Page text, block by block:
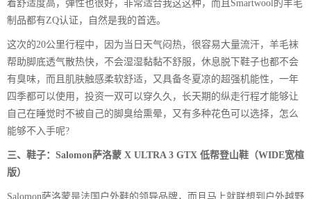
着舒适度高，弹性也很好，非常适合我这这种，而且Smartwool的羊毛
制品都有ZQ认证，自然是我的首选。
这次的20公里行程中，因为当日天气闷热，很容易大量流汗，羊毛袜
帮助脚底透气散热快，不会湿湿黏黏不舒服，休息脱下鞋子也都不会
有臭味，而且肌肤触感柔软舒适，又具备冬夏凉的超强机能性，一年
四季都可以使用，投资一双可以穿久久，长天期的纵走行程才能够让
自己在睡觉时不被自己的脚臭给熏晕，又有多种花色可以选择，怎么
能够不入手呢?
三、鞋子：Salomon萨洛蒙 X ULTRA 3 GTX 低帮登山鞋（WIDE宽楦
版）
Salomon萨洛蒙是法国户外鞋的领导品牌，而且马上就联想到户外越野